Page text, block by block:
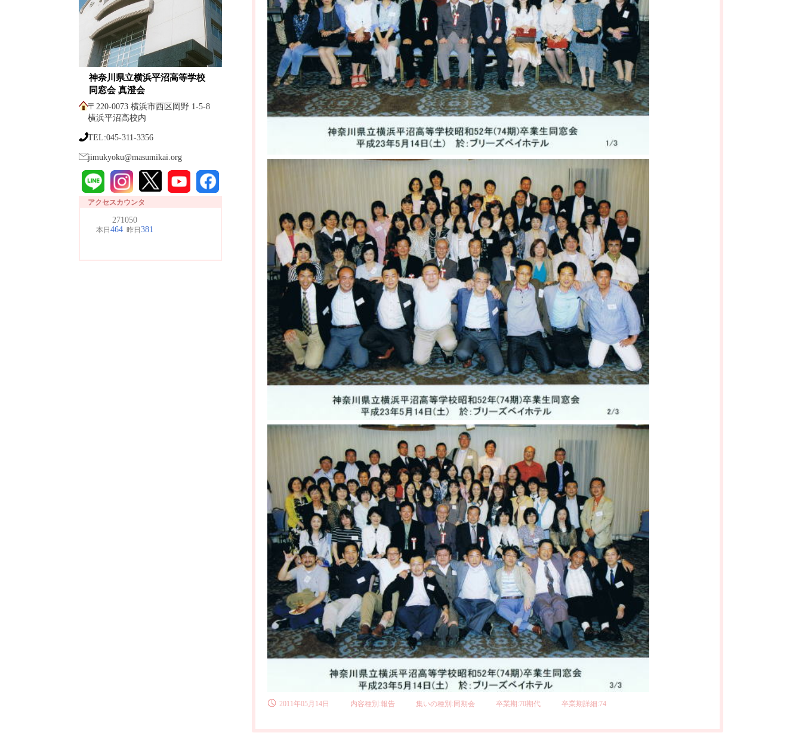
2011年05月14日 内容種別:報告 集いの種別:同期会 卒業期:70期代 卒業期詳細:74
神奈川県立横浜平沼高等学校
同窓会 真澄会
〒220-0073 横浜市西区岡野 1-5-8
横浜平沼高校内
TEL:045-311-3356
jimukyoku@masumikai.org
アクセスカウンタ